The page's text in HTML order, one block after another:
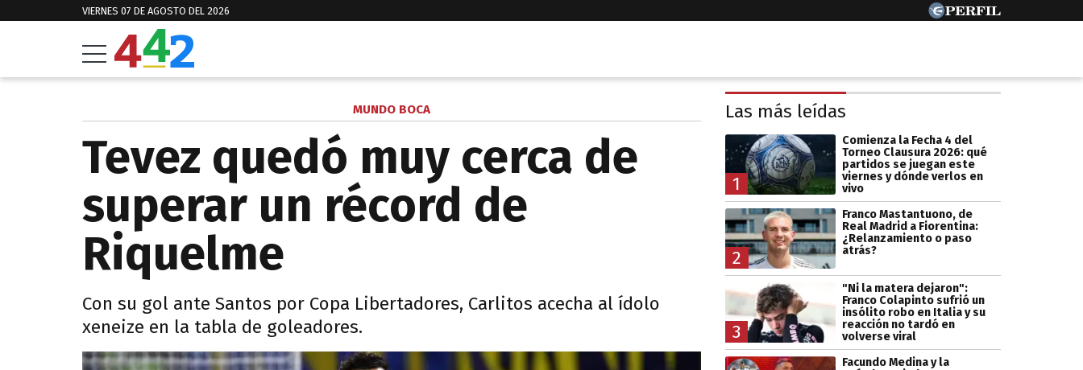
VIERNES 07 DE AGOSTO DEL 2026
MUNDO BOCA
Tevez quedó muy cerca de
superar un récord de
Riquelme
Con su gol ante Santos por Copa Libertadores, Carlitos acecha al ídolo
xeneize en la tabla de goleadores.
Las más leídas
1
Comienza la Fecha 4 del
Torneo Clausura 2026: qué
partidos se juegan este
viernes y dónde verlos en
vivo
2
Franco Mastantuono, de
Real Madrid a Fiorentina:
¿Relanzamiento o paso
atrás?
3
"Ni la matera dejaron":
Franco Colapinto sufrió un
insólito robo en Italia y su
reacción no tardó en
volverse viral
Facundo Medina y la